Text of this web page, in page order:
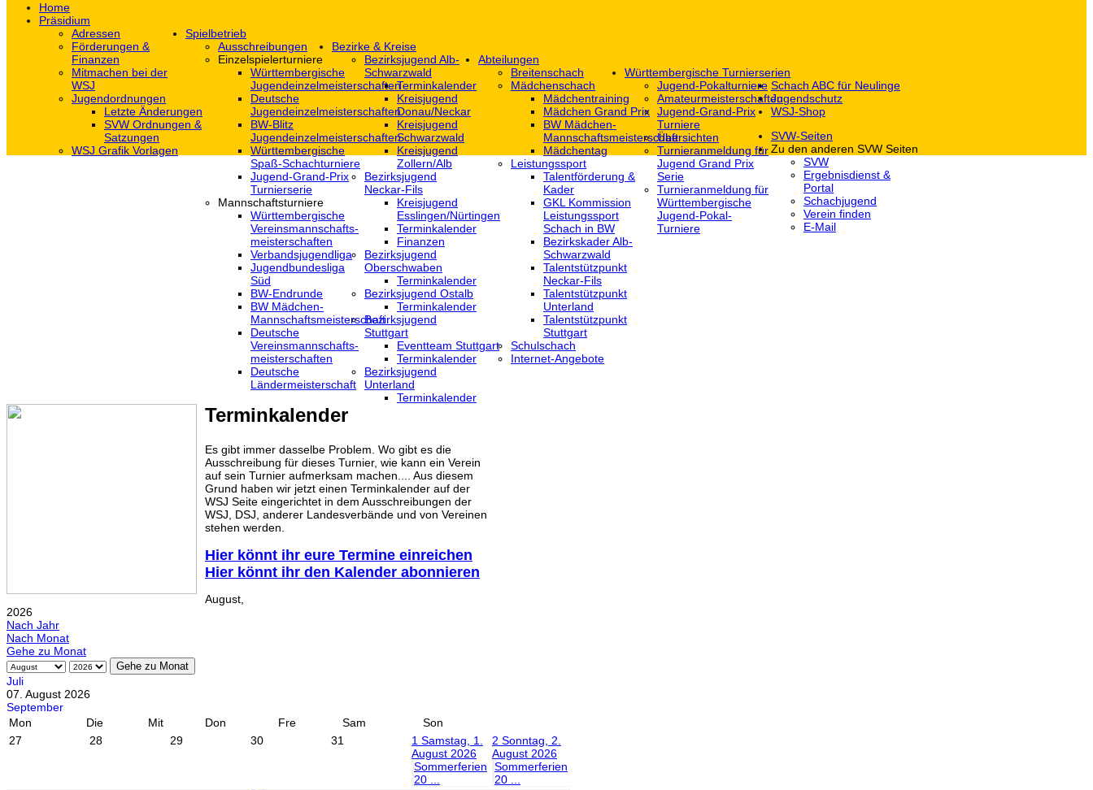
Home
Präsidium
Adressen
Förderungen &
Finanzen
Mitmachen bei der
WSJ
Jugendordnungen
Letzte Änderungen
SVW Ordnungen &
Satzungen
WSJ Grafik Vorlagen
Spielbetrieb
Ausschreibungen
Einzelspielerturniere
Württembergische
Jugendeinzelmeisterschaften
Deutsche
Jugendeinzelmeisterschaften
BW-Blitz
Jugendeinzelmeisterschaften
Württembergische
Spaß-Schachturniere
Jugend-Grand-Prix
Turnierserie
Mannschaftsturniere
Württembergische
Vereinsmannschafts-
meisterschaften
Verbandsjugendliga
Jugendbundesliga
Süd
BW-Endrunde
BW Mädchen-
Mannschaftsmeisterschaft
Deutsche
Vereinsmannschafts-
meisterschaften
Deutsche
Ländermeisterschaft
Bezirke & Kreise
Bezirksjugend Alb-
Schwarzwald
Terminkalender
Kreisjugend
Donau/Neckar
Kreisjugend
Schwarzwald
Kreisjugend
Zollern/Alb
Bezirksjugend
Neckar-Fils
Kreisjugend
‎Esslingen/Nürtingen
Terminkalender
Finanzen
Bezirksjugend
Oberschwaben
Terminkalender
Bezirksjugend Ostalb
Terminkalender
Bezirksjugend
Stuttgart
‎Eventteam Stuttgart
Terminkalender
Bezirksjugend
Unterland
Terminkalender
Abteilungen
Breitenschach
Mädchenschach
Mädchentraining
Mädchen Grand Prix
BW Mädchen-
Mannschaftsmeisterschaft
Mädchentag
Leistungssport
Talentförderung &
Kader
GKL Kommission
Leistungssport
Schach in BW
Bezirkskader Alb-
Schwarzwald
Talentstützpunkt
Neckar-Fils
Talentstützpunkt
Unterland
Talentstützpunkt
Stuttgart
Schulschach
Internet-Angebote
Württembergische Turnierserien
Jugend-Pokalturniere
Amateurmeisterschaften
Jugend-Grand-Prix
Turniere
Übersichten
Turnieranmeldung für
Jugend Grand Prix
Serie
Turnieranmeldung für
Württembergische
Jugend-Pokal-
Turniere
Schach ABC für Neulinge
Jugendschutz
WSJ-Shop
SVW-Seiten
Zu den anderen SVW Seiten
SVW
Ergebnisdienst &
Portal
Schachjugend
Verein finden
E-Mail
Terminkalender
Es gibt immer dasselbe Problem. Wo gibt es die
Ausschreibung für dieses Turnier, wie kann ein Verein
auf sein Turnier aufmerksam machen.... Aus diesem
Grund haben wir jetzt einen Terminkalender auf der
WSJ Seite eingerichtet in dem Ausschreibungen der
WSJ, DSJ, anderer Landesverbände und von Vereinen
stehen werden.
Hier könnt ihr eure Termine einreichen
Hier könnt ihr den Kalender abonnieren
August,
2026
Nach Jahr
Nach Monat
Gehe zu Monat
Gehe zu Monat
Juli
07. August 2026
September
Mon
Die Mit Don Fre Sam
Son
27
28 29 30 31 1 Samstag, 1.
August 2026
Sommerferien
20 ...
2 Sonntag, 2.
August 2026
Sommerferien
20 ...